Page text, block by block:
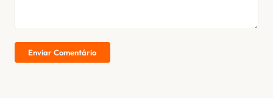
Enviar Comentário